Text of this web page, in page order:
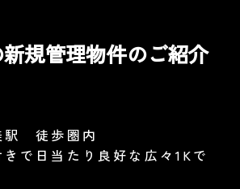
新規管理物件のご紹介
駅 徒歩圏内
で日当たり良好な広々1Kで